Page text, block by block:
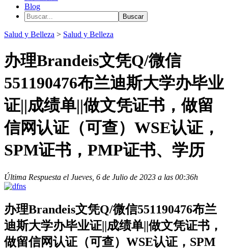
Blog
Salud y Belleza > Salud y Belleza
办理Brandeis文凭Q/微信
551190476布兰迪斯大学办毕业
证||成绩单||做文凭证书，做留
信网认证（可查）WSE认证，
SPM证书，PMP证书、学历
Última Respuesta el Jueves, 6 de Julio de 2023 a las 00:36h
办理Brandeis文凭Q/微信551190476布兰
迪斯大学办毕业证||成绩单||做文凭证书，
做留信网认证（可查）WSE认证，SPM